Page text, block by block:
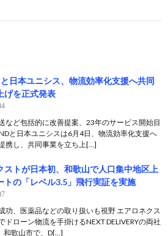
日本ユニシス、物流効率化支援へ共同
げを正式発表
など包括的に改善提案、23年のサービス開始目
と日本ユニシスは6月4日、物流効率化支援へ
携し、共同事業を立ち上[…]
ストが日本初、和歌山で人口集中地区上
トの「レベル3.5」飛行実証を実施
功、医薬品などの取り扱いも視野 エアロネクス
ドローン物流を手掛けるNEXT DELIVERYの両社
和歌山市で、D[…]